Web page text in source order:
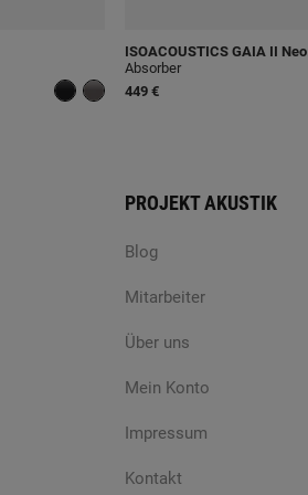
ISOACOUSTICS GAIA II Neo
Absorber
449 €
PROJEKT AKUSTIK
Blog
Mitarbeiter
Über uns
Mein Konto
Impressum
Kontakt